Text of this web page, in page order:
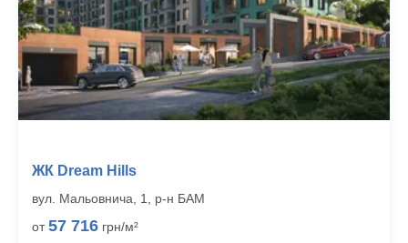
ЖК Dream Hills
вул. Мальовнича, 1, р‑н БАМ
от57 716 грн/м²